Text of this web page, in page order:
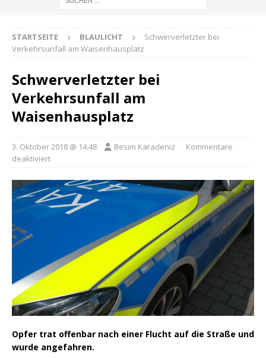
STARTSEITE BLAULICHT
Schwerverletzter bei
Verkehrsunfall am Waisenhausplatz
Schwerverletzter bei
Verkehrsunfall am
Waisenhausplatz
3. Oktober 2018 @ 14:48 Besim Karadeniz
Kommentare
deaktiviert
Opfer trat offenbar nach einer Flucht auf die Straße und
wurde angefahren.